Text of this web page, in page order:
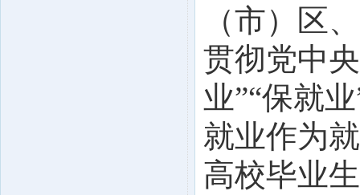
（市）区
贯彻党中
业”“保就
就业作为
高校毕业